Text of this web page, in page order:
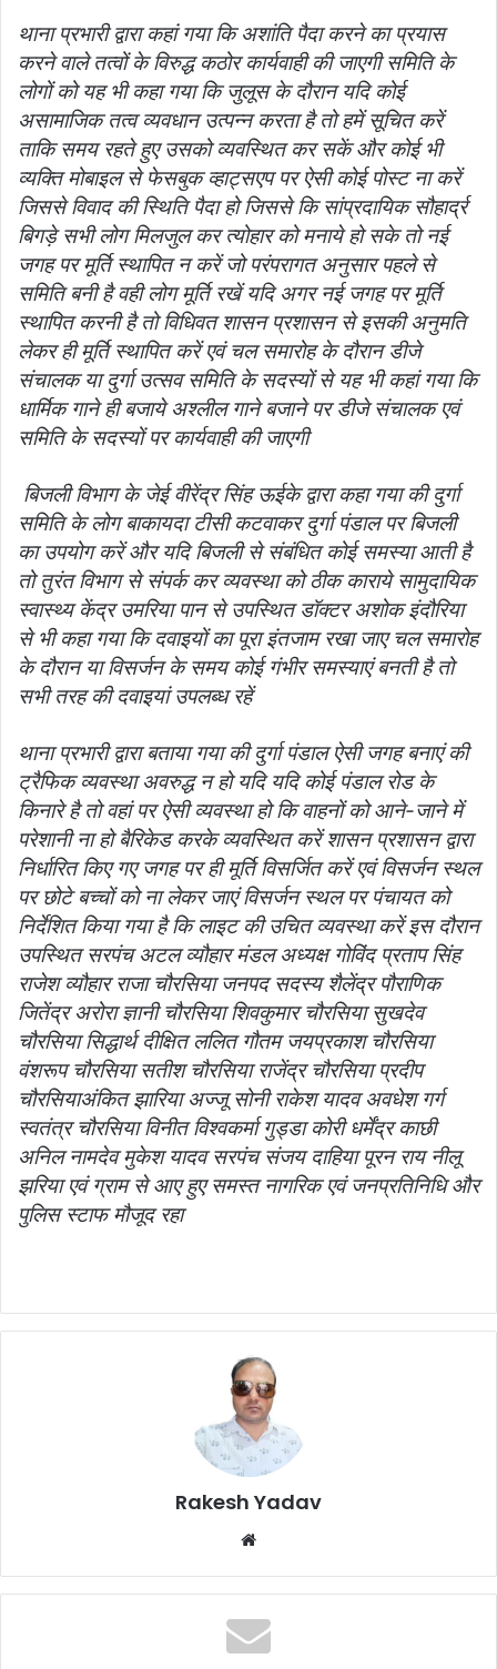
थाना प्रभारी द्वारा कहां गया कि अशांति पैदा करने का प्रयास
करने वाले तत्वों के विरुद्ध कठोर कार्यवाही की जाएगी समिति के
लोगों को यह भी कहा गया कि जुलूस के दौरान यदि कोई
असामाजिक तत्व व्यवधान उत्पन्न करता है तो हमें सूचित करें
ताकि समय रहते हुए उसको व्यवस्थित कर सकें और कोई भी
व्यक्ति मोबाइल से फेसबुक व्हाट्सएप पर ऐसी कोई पोस्ट ना करें
जिससे विवाद की स्थिति पैदा हो जिससे कि सांप्रदायिक सौहार्द्र
बिगड़े सभी लोग मिलजुल कर त्योहार को मनाये हो सके तो नई
जगह पर मूर्ति स्थापित न करें जो परंपरागत अनुसार पहले से
समिति बनी है वही लोग मूर्ति रखें यदि अगर नई जगह पर मूर्ति
स्थापित करनी है तो विधिवत शासन प्रशासन से इसकी अनुमति
लेकर ही मूर्ति स्थापित करें एवं चल समारोह के दौरान डीजे
संचालक या दुर्गा उत्सव समिति के सदस्यों से यह भी कहां गया कि
धार्मिक गाने ही बजाये अश्लील गाने बजाने पर डीजे संचालक एवं
समिति के सदस्यों पर कार्यवाही की जाएगी
बिजली विभाग के जेई वीरेंद्र सिंह ऊईके द्वारा कहा गया की दुर्गा
समिति के लोग बाकायदा टीसी कटवाकर दुर्गा पंडाल पर बिजली
का उपयोग करें और यदि बिजली से संबंधित कोई समस्या आती है
तो तुरंत विभाग से संपर्क कर व्यवस्था को ठीक काराये सामुदायिक
स्वास्थ्य केंद्र उमरिया पान से उपस्थित डॉक्टर अशोक इंदौरिया
से भी कहा गया कि दवाइयों का पूरा इंतजाम रखा जाए चल समारोह
के दौरान या विसर्जन के समय कोई गंभीर समस्याएं बनती है तो
सभी तरह की दवाइयां उपलब्ध रहें
थाना प्रभारी द्वारा बताया गया की दुर्गा पंडाल ऐसी जगह बनाएं की
ट्रैफिक व्यवस्था अवरुद्ध न हो यदि यदि कोई पंडाल रोड के
किनारे है तो वहां पर ऐसी व्यवस्था हो कि वाहनों को आने-जाने में
परेशानी ना हो बैरिकेड करके व्यवस्थित करें शासन प्रशासन द्वारा
निर्धारित किए गए जगह पर ही मूर्ति विसर्जित करें एवं विसर्जन स्थल
पर छोटे बच्चों को ना लेकर जाएं विसर्जन स्थल पर पंचायत को
निर्देशित किया गया है कि लाइट की उचित व्यवस्था करें इस दौरान
उपस्थित सरपंच अटल व्यौहार मंडल अध्यक्ष गोविंद प्रताप सिंह
राजेश व्यौहार राजा चौरसिया जनपद सदस्य शैलेंद्र पौराणिक
जितेंद्र अरोरा ज्ञानी चौरसिया शिवकुमार चौरसिया सुखदेव
चौरसिया सिद्धार्थ दीक्षित ललित गौतम जयप्रकाश चौरसिया
वंशरूप चौरसिया सतीश चौरसिया राजेंद्र चौरसिया प्रदीप
चौरसियाअंकित झारिया अज्जू सोनी राकेश यादव अवधेश गर्ग
स्वतंत्र चौरसिया विनीत विश्वकर्मा गुड्डा कोरी धर्मेंद्र काछी
अनिल नामदेव मुकेश यादव सरपंच संजय दाहिया पूरन राय नीलू
झरिया एवं ग्राम से आए हुए समस्त नागरिक एवं जनप्रतिनिधि और
पुलिस स्टाफ मौजूद रहा
Rakesh Yadav
b
s
i